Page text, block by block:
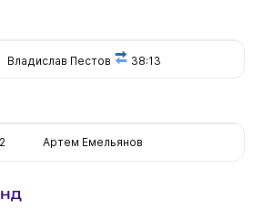
Владислав Пестов 38:13
Артем Емельянов